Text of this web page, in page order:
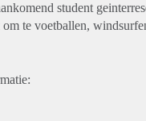
student
te voetballen,